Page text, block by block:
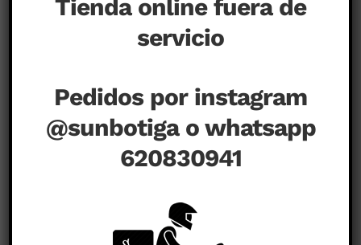
Comentarios desactivados
Tienda online fuera de
servicio
Pedidos por instagram
@sunbotiga o whatsapp
620830941